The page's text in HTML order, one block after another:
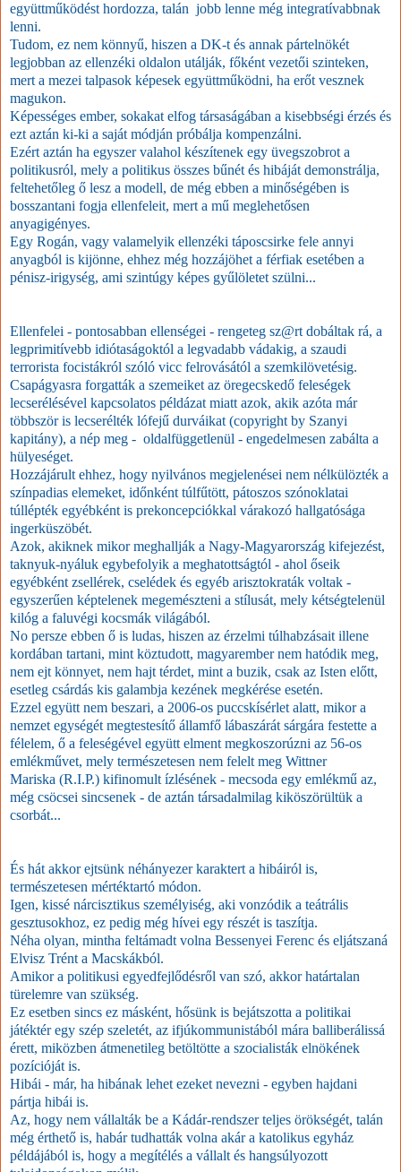
együttműködést hordozza, talán jobb lenne még integratívabbnak
lenni.
Tudom, ez nem könnyű, hiszen a DK-t és annak pártelnökét
legjobban az ellenzéki oldalon utálják, főként vezetői szinteken,
mert a mezei talpasok képesek együttműködni, ha erőt vesznek
magukon.
Képességes ember, sokakat elfog társaságában a kisebbségi érzés és
ezt aztán ki-ki a saját módján próbálja kompenzálni.
Ezért aztán ha egyszer valahol készítenek egy üvegszobrot a
politikusról, mely a politikus összes bűnét és hibáját demonstrálja,
feltehetőleg ő lesz a modell, de még ebben a minőségében is
bosszantani fogja ellenfeleit, mert a mű meglehetősen
anyagigényes.
Egy Rogán, vagy valamelyik ellenzéki táposcsirke fele annyi
anyagból is kijönne, ehhez még hozzájöhet a férfiak esetében a
pénisz-irigység, ami szintúgy képes gyűlöletet szülni...
Ellenfelei - pontosabban ellenségei - rengeteg sz@rt dobáltak rá, a
legprimitívebb idiótaságoktól a legvadabb vádakig, a szaudi
terrorista focistákról szóló vicc felrovásától a szemkilövetésig.
Csapágyasra forgatták a szemeiket az öregecskedő feleségek
lecserélésével kapcsolatos példázat miatt azok, akik azóta már
többször is lecserélték lófejű durváikat (copyright by Szanyi
kapitány), a nép meg - oldalfüggetlenül - engedelmesen zabálta a
hülyeséget.
Hozzájárult ehhez, hogy nyilvános megjelenései nem nélkülözték a
színpadias elemeket, időnként túlfűtött, pátoszos szónoklatai
túllépték egyébként is prekoncepciókkal várakozó hallgatósága
ingerküszöbét.
Azok, akiknek mikor meghallják a Nagy-Magyarország kifejezést,
taknyuk-nyáluk egybefolyik a meghatottságtól - ahol őseik
egyébként zsellérek, cselédek és egyéb arisztokraták voltak -
egyszerűen képtelenek megemészteni a stílusát, mely kétségtelenül
kilóg a faluvégi kocsmák világából.
No persze ebben ő is ludas, hiszen az érzelmi túlhabzásait illene
kordában tartani, mint köztudott, magyarember nem hatódik meg,
nem ejt könnyet, nem hajt térdet, mint a buzik, csak az Isten előtt,
esetleg csárdás kis galambja kezének megkérése esetén.
Ezzel együtt nem beszari, a 2006-os puccskísérlet alatt, mikor a
nemzet egységét megtestesítő államfő lábaszárát sárgára festette a
félelem, ő a feleségével együtt elment megkoszorúzni az 56-os
emlékművet, mely természetesen nem felelt meg Wittner
Mariska (R.I.P.) kifinomult ízlésének - mecsoda egy emlékmű az,
még csöcsei sincsenek - de aztán társadalmilag kiköszörültük a
csorbát...
És hát akkor ejtsünk néhányezer karaktert a hibáiról is,
természetesen mértéktartó módon.
Igen, kissé nárcisztikus személyiség, aki vonzódik a teátrális
gesztusokhoz, ez pedig még hívei egy részét is taszítja.
Néha olyan, mintha feltámadt volna Bessenyei Ferenc és eljátszaná
Elvisz Trént a Macskákból.
Amikor a politikusi egyedfejlődésről van szó, akkor határtalan
türelemre van szükség.
Ez esetben sincs ez másként, hősünk is bejátszotta a politikai
játéktér egy szép szeletét, az ifjúkommunistából mára balliberálissá
érett, miközben átmenetileg betöltötte a szocialisták elnökének
pozícióját is.
Hibái - már, ha hibának lehet ezeket nevezni - egyben hajdani
pártja hibái is.
Az, hogy nem vállalták be a Kádár-rendszer teljes örökségét, talán
még érthető is, habár tudhatták volna akár a katolikus egyház
példájából is, hogy a megítélés a vállalt és hangsúlyozott